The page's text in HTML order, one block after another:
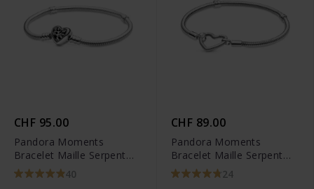
CHF 95.00
Pandora Moments
Bracelet Maille Serpent
Fermoir Cœur Arbre
Généalogique -
40
CHF 89.00
Pandora Moments
Bracelet Maille Serpent
Fermoir Cœur -
599539C00
24